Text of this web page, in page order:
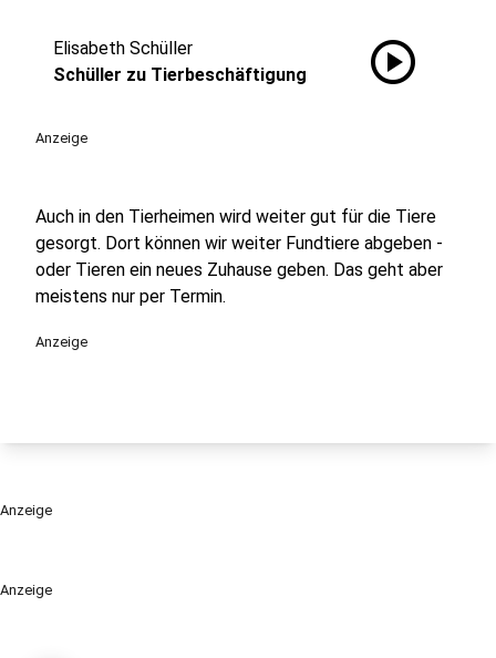
Anzeige
Elisabeth Schüller
Schüller zu Tierbeschäftigung
play_circle
Anzeige
Auch in den Tierheimen wird weiter gut für die Tiere
gesorgt. Dort können wir weiter Fundtiere abgeben -
oder Tieren ein neues Zuhause geben. Das geht aber
meistens nur per Termin.
Anzeige
Anzeige